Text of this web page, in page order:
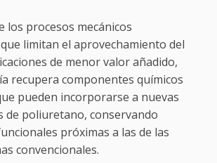
los procesos mecánicos
limitan el aprovechamiento del
de menor valor añadido,
recupera componentes químicos
pueden incorporarse a nuevas
de poliuretano, conservando
próximas a las de las
convencionales.